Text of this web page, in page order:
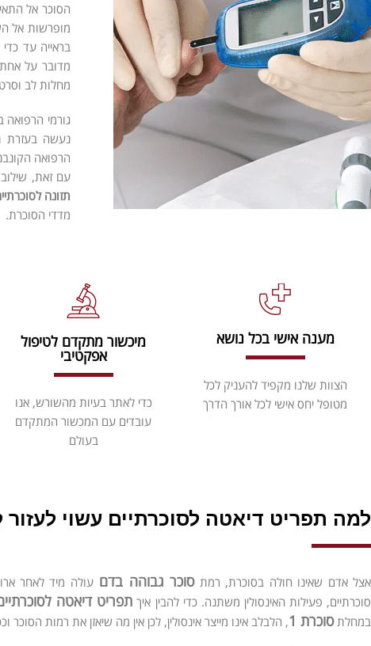
הסוכר אל
מופרשות אל
בראייה עד כדי
מדובר על
מחלות לב
גורמי הרפואה
נעשה בעזרת
הרפואה
עם זאת,
תזונה
מדדי הסוכרת.
מענה אישי בכל נושא
הצוות שלנו מקפיד להעניק לכל
מטופל יחס אישי לכל אורך הדרך
מיכשור מתקדם לטיפול
אפקטיבי
כדי לאתר בעיות מהשורש, אנו
עובדים עם המכשור המתקדם
בעולם
למה תפריט דיאטה לסוכרתיים עשוי
אצל אדם שאינו חולה בסוכרת, רמתסוכר גבוהה בדםעולה מיד לאחר
סוכרתיים, פעילות האינסולין משתנה. כדי להבין איך תפריט דיאטה
במחלתסוכרת 1 , הלבלב אינו מייצר אינסולין, לכן אין מה שיאזן את רמות